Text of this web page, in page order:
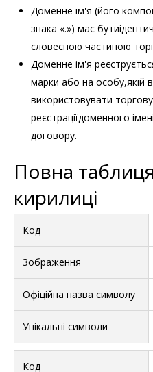
Доменне ім'я (його
знака «.») має
словесною частиною
Доменне ім'я
марки або на особу,якій
використовувати
реєстраціїдоменного
договору.
Повна
кирилиці